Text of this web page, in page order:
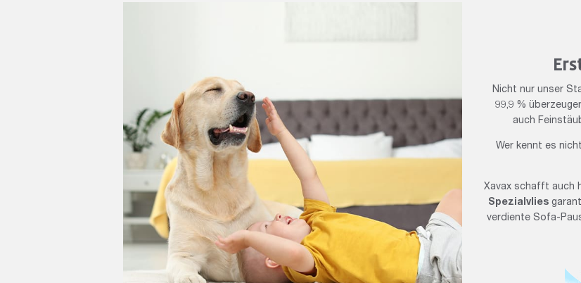
Nicht nur unser
99,9 %
auch
Wer kennt es
Xavax schafft auch
Spezialvlies
verdiente Sofa-